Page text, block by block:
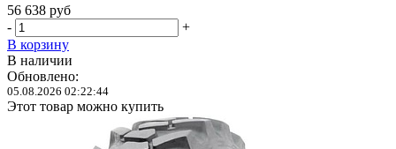
56 638 руб
-
+
В корзину
В наличии
Обновлено:
05.08.2026 02:22:44
Этот товар можно купить